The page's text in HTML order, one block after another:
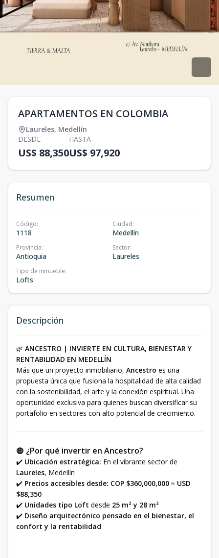
APARTAMENTOS EN COLOMBIA
Laureles, Medellín
DESDE
US$ 88,350
HASTA
US$ 97,920
Resumen
Código:
1118
Ciudad:
Medellín
Provincia:
Antioquia
Sector:
Laureles
Tipo de inmueble:
Lofts
Descripción
🌿 ANCESTRO | INVIERTE EN CULTURA, BIENESTAR Y
RENTABILIDAD EN MEDELLÍN
Más que un proyecto inmobiliario, Ancestro es una
propuesta única que fusiona la hospitalidad de alta calidad
con la sostenibilidad, el arte y la conexión espiritual. Una
oportunidad exclusiva para quienes buscan diversificar su
portafolio en sectores con alto potencial de crecimiento.
🟠 ¿Por qué invertir en Ancestro?
✔️ Ubicación estratégica: En el vibrante sector de
Laureles, Medellín
✔️ Precios accesibles desde: COP $360,000,000 ≈ USD
$88,350
✔️ Unidades tipo Loft desde 25 m² y 28 m²
✔️ Diseño arquitectónico pensado en el bienestar, el
confort y la rentabilidad